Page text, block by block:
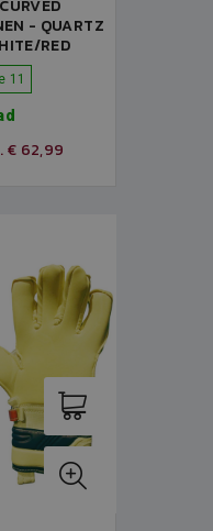
- QUARTZ
RED
11
€ 62,99